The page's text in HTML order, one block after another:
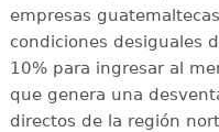
empresas
condiciones desiguales
10% para ingresar al
que genera una
directos de la región